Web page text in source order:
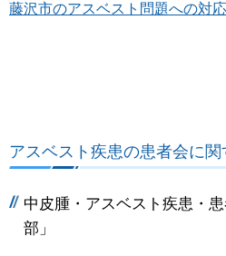
藤沢市のアスベスト問題への対
アスベスト疾患の患者会に関
中皮腫・アスベスト疾患・
部」